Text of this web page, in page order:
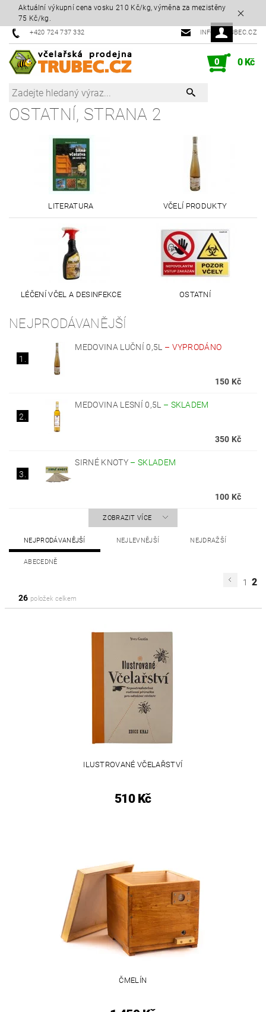
Aktuální výkupní cena vosku 210 Kč/kg, výměna za mezistěny
75 Kč/kg.
+420 724 737 332 INFO@TRUBEC.CZ
0 0 Kč
OSTATNÍ, STRANA 2
LITERATURA VČELÍ PRODUKTY
LÉČENÍ VČEL A DESINFEKCE OSTATNÍ
NEJPRODÁVANĚJŠÍ
1.
MEDOVINA LUČNÍ 0,5L – VYPRODÁNO
150 Kč
2.
MEDOVINA LESNÍ 0,5L – SKLADEM
350 Kč
3.
SIRNÉ KNOTY – SKLADEM
100 Kč
ZOBRAZIT VÍCE
NEJPRODÁVANĚJŠÍ NEJLEVNĚJŠÍ NEJDRAŽŠÍ
ABECEDNĚ
1 2
26 položek celkem
ILUSTROVANÉ VČELAŘSTVÍ
510 Kč
ČMELÍN